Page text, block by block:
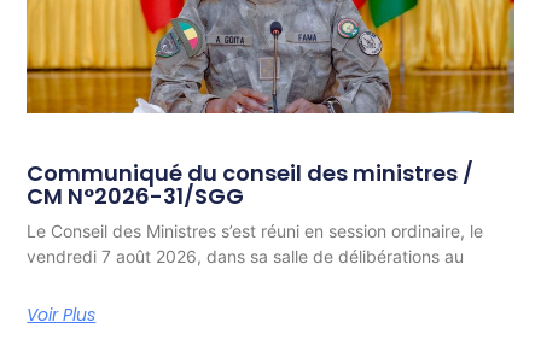
Communiqué du conseil des ministres /
CM N°2026-31/SGG
Le Conseil des Ministres s’est réuni en session ordinaire, le
vendredi 7 août 2026, dans sa salle de délibérations au
Voir Plus